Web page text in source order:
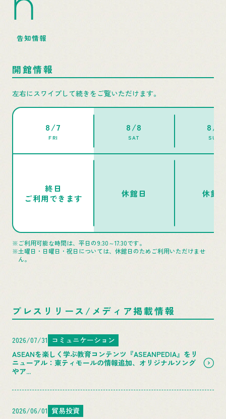
告知情報
開館情報
左右にスワイプして続きをご覧いただけます。
8/7
FRI
8/8
SAT
8/9
SUN
終日
ご利用できます
休館日 休館
ご利用可能な時間は、平日の9:30～17:30です。
土曜日・日曜日・祝日については、休館日のためご利用いただけませ
ん。
プレスリリース/メディア掲載情報
2026/07/31 コミュニケーション
ASEANを楽しく学ぶ教育コンテンツ『ASEANPEDIA』をリ
ニューアル：東ティモールの情報追加、オリジナルソング
やア...
2026/06/01 貿易投資